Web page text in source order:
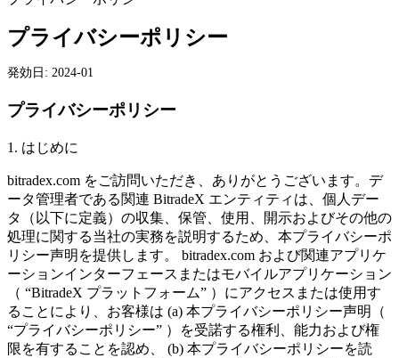
プライバシーポリシー
発効日: 2024-01
プライバシーポリシー
1. はじめに
bitradex.com をご訪問いただき、ありがとうございます。デ
ータ管理者である関連 BitradeX エンティティは、個人デー
タ（以下に定義）の収集、保管、使用、開示およびその他の
処理に関する当社の実務を説明するため、本プライバシーポ
リシー声明を提供します。
bitradex.com および関連アプリケ
ーションインターフェースまたはモバイルアプリケーション
（ “BitradeX プラットフォーム” ）にアクセスまたは使用す
ることにより、お客様は (a) 本プライバシーポリシー声明（
“プライバシーポリシー” ）を受諾する権利、能力および権
限を有することを認め、
(b) 本プライバシーポリシーを読